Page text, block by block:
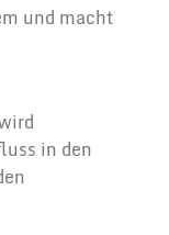
und macht
in den